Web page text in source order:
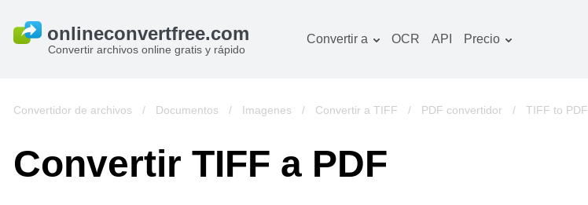
Convertir archivos online gratis y rápido
Convertir a
Imagines convertidor
Libros convertidor
OCR API Precio
Convertidor de archivos / Documentos / Imagenes / Convertir a TIFF / PDF convertidor / TIFF to PDF
Convertir TIFF a PDF